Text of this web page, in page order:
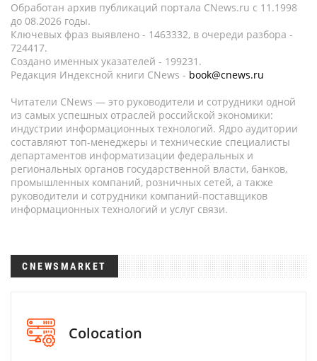
Обработан архив публикаций портала CNews.ru c 11.1998
до 08.2026 годы.
Ключевых фраз выявлено - 1463332, в очереди разбора -
724417.
Создано именных указателей - 199231.
Редакция Индексной книги CNews - book@cnews.ru
Читатели CNews — это руководители и сотрудники одной
из самых успешных отраслей российской экономики:
индустрии информационных технологий. Ядро аудитории
составляют топ-менеджеры и технические специалисты
департаментов информатизации федеральных и
региональных органов государственной власти, банков,
промышленных компаний, розничных сетей, а также
руководители и сотрудники компаний-поставщиков
информационных технологий и услуг связи.
CNEWSMARKET
Colocation